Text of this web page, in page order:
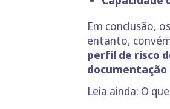
Em conclusão,
entanto,
perfil de risco
Leia ainda: O